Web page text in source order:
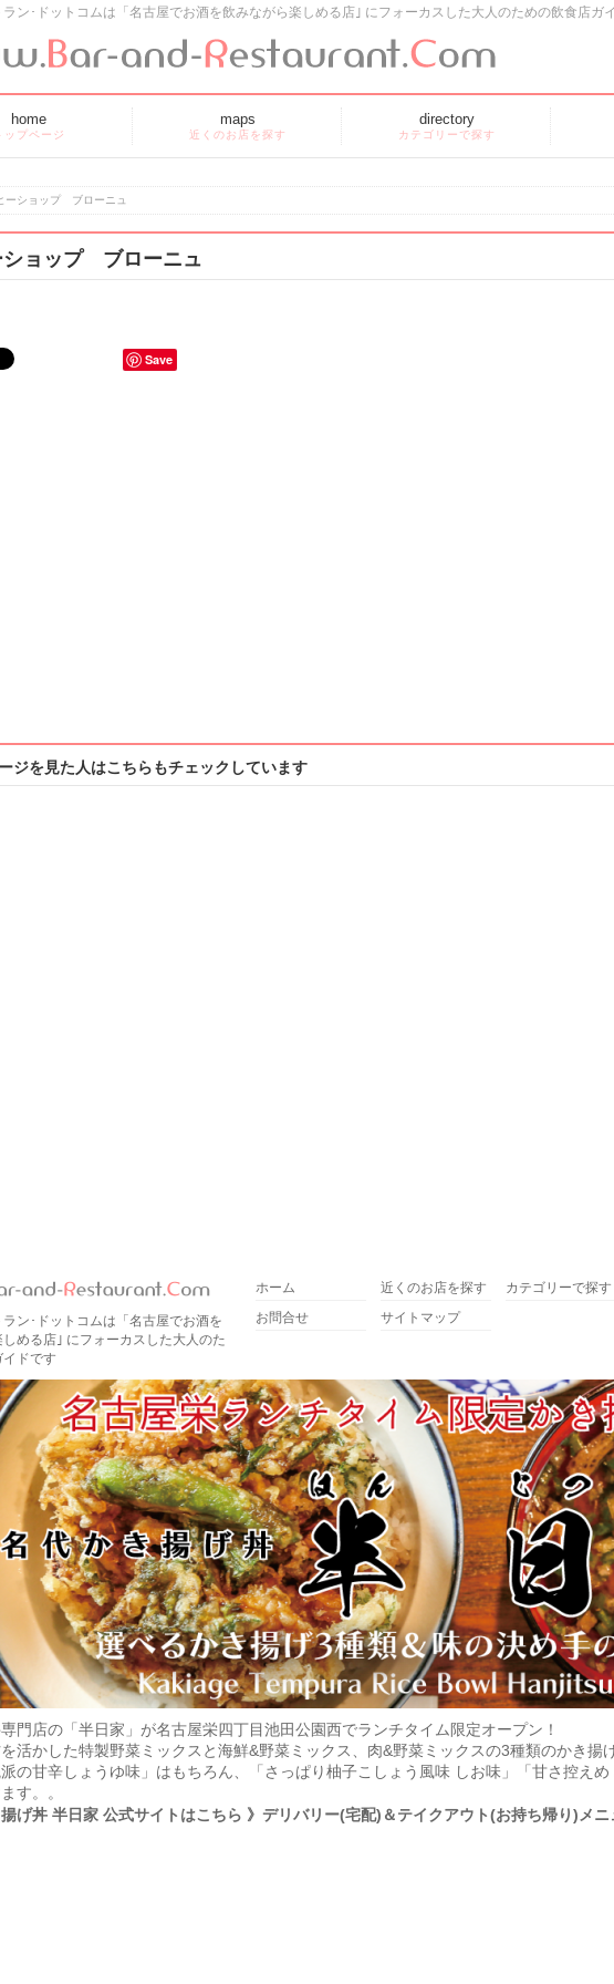
ン･ドットコムは「名古屋でお酒を飲みながら楽しめる店｣ にフォーカスした大人のための飲食店ガ
home
ップページ
maps
近くのお店を探す
directory
カテゴリーで探す
ーショップ ブローニュ
ショップ ブローニュ
Save
ジを見た人はこちらもチェックしています
ン･ドットコムは「名古屋でお酒を
める店｣ にフォーカスした大人のた
ドです
ホーム 近くのお店を探す カテゴリーで探す
お問合せ
サイトマップ
門店の「半日家」が名古屋栄四丁目池田公園西でランチタイム限定オープン！
活かした特製野菜ミックスと海鮮&野菜ミックス、肉&野菜ミックスの3種類のかき揚
の甘辛しょうゆ味」はもちろん、「さっぱり柚子こしょう風味 しお味」「甘さ控え
す。。
げ丼 半日家 公式サイトはこちら 》デリバリー(宅配)＆テイクアウト(お持ち帰り)メニ